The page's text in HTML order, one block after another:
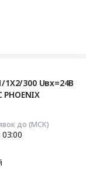
1X2/300 Uвх=24В
до (МСК)
03:00